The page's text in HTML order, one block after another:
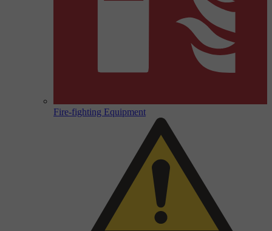
Fire-fighting Equipment